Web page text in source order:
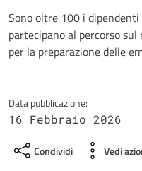
Dettagli
Sono oltre 100 i dipendenti
partecipano al percorso
per la preparazione delle
Data pubblicazione:
16 Febbraio 2026
Condividi Vedi